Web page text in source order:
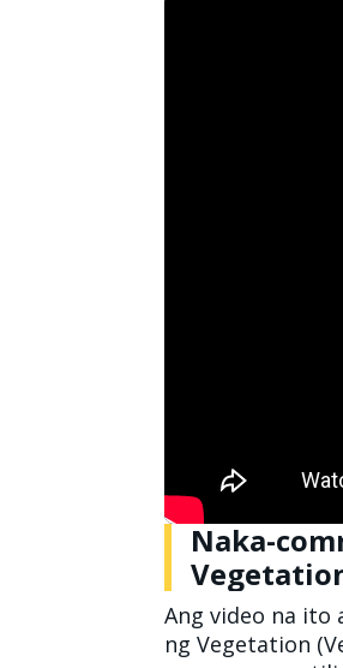
Naka-
Ang video na ito
ng Vegetation